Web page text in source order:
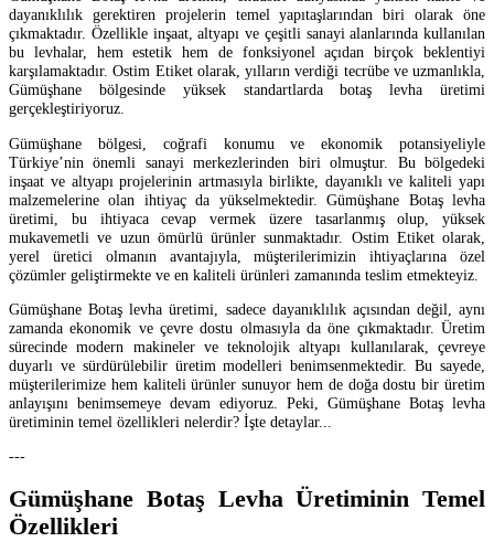
dayanıklılık gerektiren projelerin temel yapıtaşlarından biri olarak öne
çıkmaktadır. Özellikle inşaat, altyapı ve çeşitli sanayi alanlarında kullanılan
bu levhalar, hem estetik hem de fonksiyonel açıdan birçok beklentiyi
karşılamaktadır. Ostim Etiket olarak, yılların verdiği tecrübe ve uzmanlıkla,
Gümüşhane bölgesinde yüksek standartlarda botaş levha üretimi
gerçekleştiriyoruz.
Gümüşhane bölgesi, coğrafi konumu ve ekonomik potansiyeliyle
Türkiye’nin önemli sanayi merkezlerinden biri olmuştur. Bu bölgedeki
inşaat ve altyapı projelerinin artmasıyla birlikte, dayanıklı ve kaliteli yapı
malzemelerine olan ihtiyaç da yükselmektedir. Gümüşhane Botaş levha
üretimi, bu ihtiyaca cevap vermek üzere tasarlanmış olup, yüksek
mukavemetli ve uzun ömürlü ürünler sunmaktadır. Ostim Etiket olarak,
yerel üretici olmanın avantajıyla, müşterilerimizin ihtiyaçlarına özel
çözümler geliştirmekte ve en kaliteli ürünleri zamanında teslim etmekteyiz.
Gümüşhane Botaş levha üretimi, sadece dayanıklılık açısından değil, aynı
zamanda ekonomik ve çevre dostu olmasıyla da öne çıkmaktadır. Üretim
sürecinde modern makineler ve teknolojik altyapı kullanılarak, çevreye
duyarlı ve sürdürülebilir üretim modelleri benimsenmektedir. Bu sayede,
müşterilerimize hem kaliteli ürünler sunuyor hem de doğa dostu bir üretim
anlayışını benimsemeye devam ediyoruz. Peki, Gümüşhane Botaş levha
üretiminin temel özellikleri nelerdir? İşte detaylar...
---
Gümüşhane Botaş Levha Üretiminin Temel
Özellikleri